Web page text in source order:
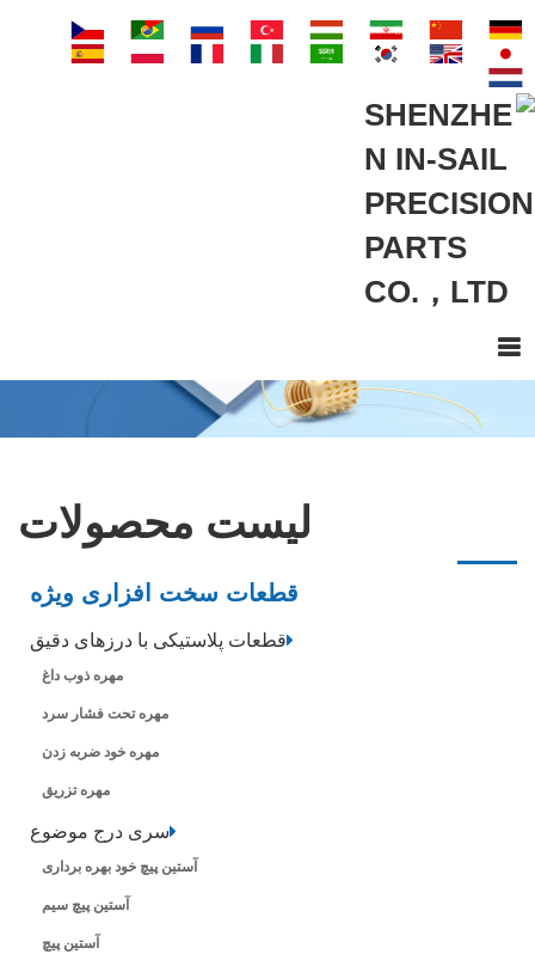
لیست محصولات
قطعات سخت افزاری ویژه
قطعات پلاستیکی با درزهای دقیق
مهره ذوب داغ
مهره تحت فشار سرد
مهره خود ضربه زدن
مهره تزریق
سری درج موضوع
آستین پیچ خود بهره برداری
آستین پیچ سیم
آستین پیچ